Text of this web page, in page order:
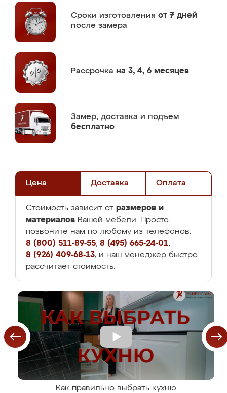
Сроки изготовления от 7 дней
после замера
Рассрочка на 3, 4, 6 месяцев
Замер, доставка и подъем
бесплатно
Цена Доставка Оплата
Стоимость зависит от размеров и
материалов Вашей мебели. Просто
позвоните нам по любому из телефонов:
8 (800) 511-89-55, 8 (495) 665-24-01,
8 (926) 409-68-13, и наш менеджер быстро
рассчитает стоимость.
Как правильно выбрать кухню